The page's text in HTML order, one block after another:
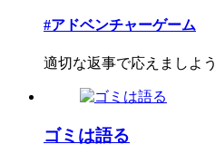
#アドベンチャーゲーム
適切な返事で応えましよう
ゴミは語る